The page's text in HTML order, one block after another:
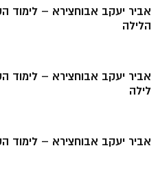
אביר יעקב אבוחצירא – לימוד
הלילה
אביר יעקב אבוחצירא – לימוד
לילה
אביר יעקב אבוחצירא – לימוד